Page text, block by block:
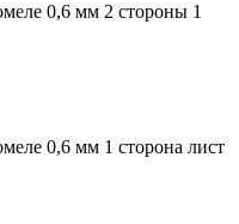
0,6 мм 2 стороны 1
0,6 мм 1 сторона лист